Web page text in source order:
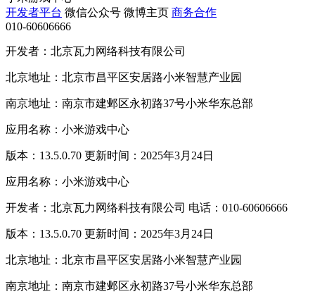
开发者平台 微信公众号 微博主页 商务合作
010-60606666
开发者：北京瓦力网络科技有限公司
北京地址：北京市昌平区安居路小米智慧产业园
南京地址：南京市建邺区永初路37号小米华东总部
应用名称：小米游戏中心
版本：13.5.0.70 更新时间：2025年3月24日
应用名称：小米游戏中心
开发者：北京瓦力网络科技有限公司 电话：010-60606666
版本：13.5.0.70 更新时间：2025年3月24日
北京地址：北京市昌平区安居路小米智慧产业园
南京地址：南京市建邺区永初路37号小米华东总部